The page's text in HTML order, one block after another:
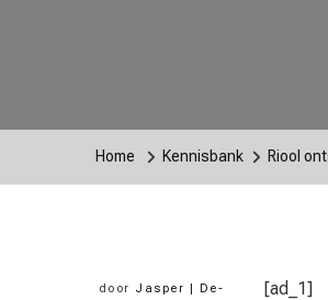
Home Kennisbank Riool
door Jasper | De-
[ad_1]